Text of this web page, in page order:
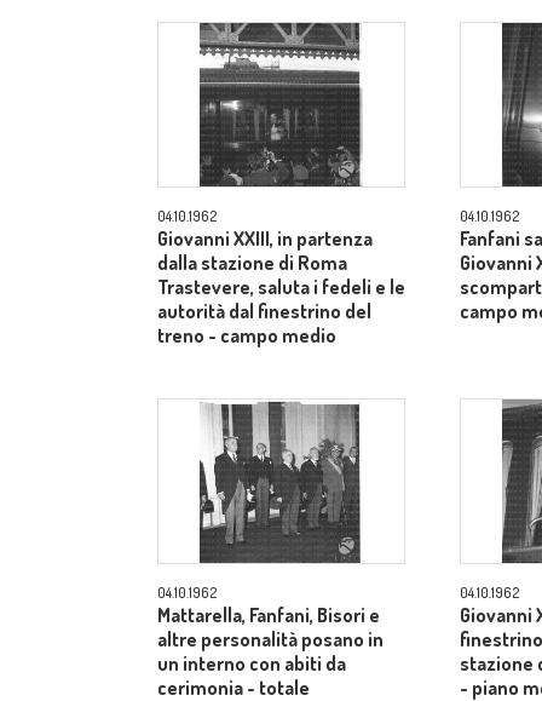
04.10.1962
Giovanni XXIII, in partenza
dalla stazione di Roma
Trastevere, saluta i fedeli e le
autorità dal finestrino del
treno - campo medio
04.10.1962
Fanfani
Giovanni
campo
04.10.1962
Mattarella, Fanfani, Bisori e
altre personalità posano in
un interno con abiti da
cerimonia - totale
04.10.1962
Giovanni
stazione
- piano